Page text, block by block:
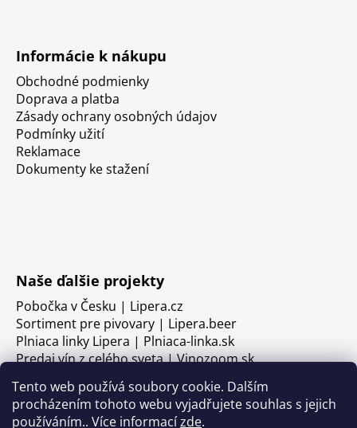
Tento web používá soubory cookie. Dalším
procházením tohoto webu vyjadřujete souhlas s jejich
používáním.. Více informacízde.
Informácie k nákupu
Obchodné podmienky
Doprava a platba
Zásady ochrany osobných údajov
Podmínky užití
Reklamace
Dokumenty ke stažení
Naše ďalšie projekty
Pobočka v Česku | Lipera.cz
Sortiment pre pivovary | Lipera.beer
Plniaca linky Lipera | Plniaca-linka.sk
Predaj vín z celého sveta | Vinozoom.sk